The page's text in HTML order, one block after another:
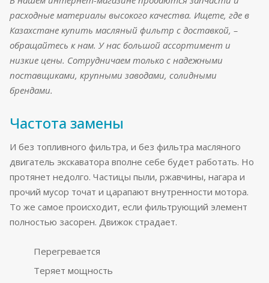
расходные материалы высокого качества. Ищете, где в
Казахстане купить масляный фильтр с доставкой, –
обращайтесь к нам. У нас большой ассортимент и
низкие цены. Сотрудничаем только с надежными
поставщиками, крупными заводами, солидными
брендами.
Частота замены
И без топливного фильтра, и без фильтра масляного
двигатель экскаватора вполне себе будет работать. Но
протянет недолго. Частицы пыли, ржавчины, нагара и
прочий мусор точат и царапают внутренности мотора.
То же самое происходит, если фильтрующий элемент
полностью засорен. Движок страдает.
Перегревается
Теряет мощность